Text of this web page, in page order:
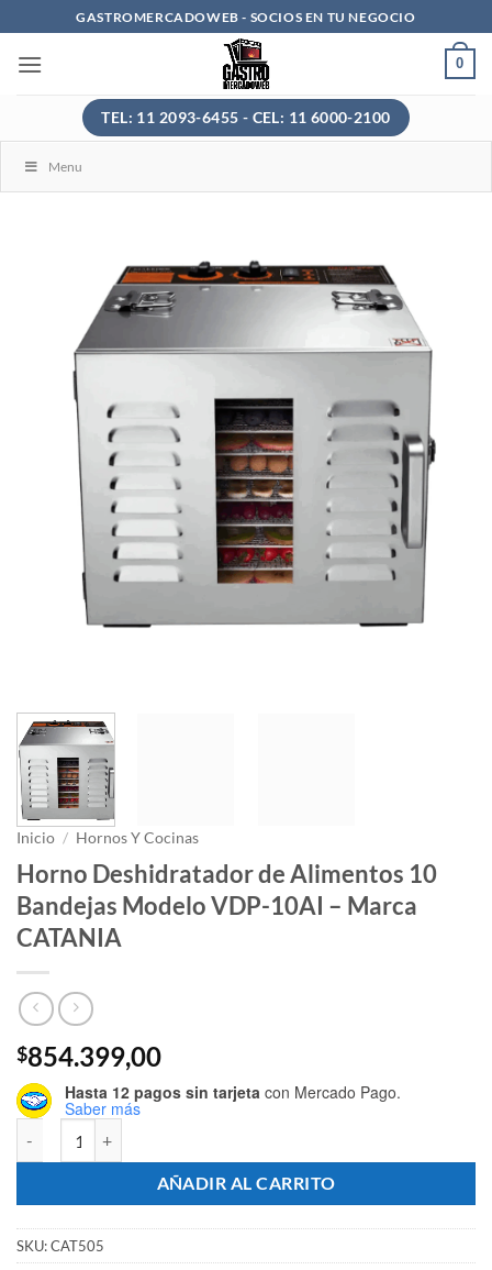
al
contenido
GASTROMERCADOWEB - SOCIOS EN TU NEGOCIO
0
TEL: 11 2093-6455 - CEL: 11 6000-2100
Menu
Inicio / Hornos Y Cocinas
Horno Deshidratador de Alimentos 10
Bandejas Modelo VDP-10AI – Marca
CATANIA
$854.399,00
Hasta 12 pagos sin tarjeta con Mercado Pago.
Saber más
AÑADIR AL CARRITO
SKU:CAT505